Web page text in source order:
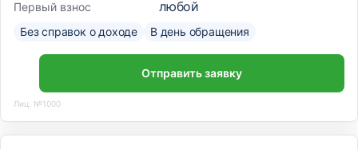
Первый взнос любой
Без справок о доходе В день обращения
Отправить заявку
Лиц. №1000